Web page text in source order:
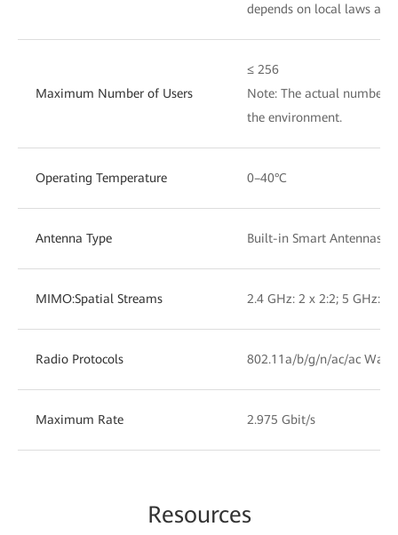
depends on local laws
Maximum Number of Users
≤ 256
Note: The actual number
the environment.
Operating Temperature 0–40°C
Antenna Type Built-in Smart Antennas
MIMO:Spatial Streams 2.4 GHz: 2 x 2:2; 5 GHz: 2
Radio Protocols 802.11a/b/g/n/ac/ac
Maximum Rate 2.975 Gbit/s
Resources